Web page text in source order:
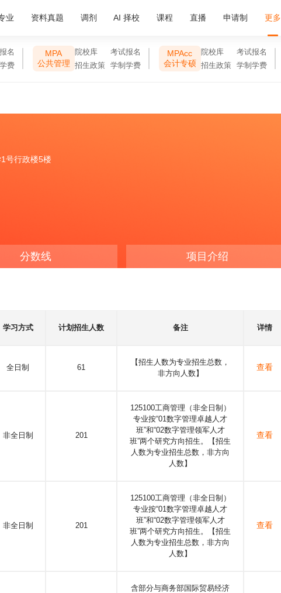
业 资料真题 调剂 AI 择校 课程 直播 申请制 更多
名
费
MPA
公共管理
院校库
考试报名
招生政策
学制学费
MPAcc
会计专硕
院校库
考试报名
招生政策
学制学费
号行政楼5楼
分数线 项目介绍
学习方式 计划招生人数 备注 详情
全日制 61
【招生人数为专业招生总数，
非方向人数】
查看
非全日制 201
125100工商管理（非全日制）
专业按“01数字管理卓越人才
班”和“02数字管理领军人才
班”两个研究方向招生。【招生
人数为专业招生总数，非方向
人数】
查看
非全日制 201
125100工商管理（非全日制）
专业按“01数字管理卓越人才
班”和“02数字管理领军人才
班”两个研究方向招生。【招生
人数为专业招生总数，非方向
人数】
查看
含部分与商务部国际贸易经济